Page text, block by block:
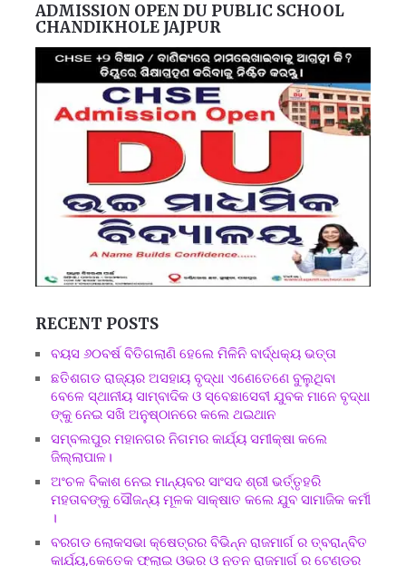
ADMISSION OPEN DU PUBLIC SCHOOL
CHANDIKHOLE JAJPUR
RECENT POSTS
ବୟସ ୬୦ବର୍ଷ ବିତିଗଲାଣି ହେଲେ ମିଳିନି ବାର୍ଦ୍ଧକ୍ୟ ଭତ୍ତା
ଛତିଶଗଡ ରାଜ୍ୟର ଅସହାୟ ବୃଦ୍ଧା ଏଣେତେଣେ ବୁଲୁଥିବା
ବେଳେ ସ୍ଥାନୀୟ ସାମ୍ବାଦିକ ଓ ସ୍ବେଛାସେବୀ ଯୁବକ ମାନେ ବୃଦ୍ଧା
ଙ୍କୁ ନେଇ ସଖି ଅନୁଷ୍ଠାନରେ କଲେ ଥଇଥାନ
ସମ୍ବଲପୁର ମହାନଗର ନିଗମର କାର୍ଯ୍ୟ ସମୀକ୍ଷା କଲେ
ଜିଲ୍ଲାପାଳ।
ଅଂଚଳ ବିକାଶ ନେଇ ମାନ୍ୟବର ସାଂସଦ ଶ୍ରୀ ଭର୍ତ୍ତୃହରି
ମହତାବଙ୍କୁ ସୌଜନ୍ୟ ମୂଳକ ସାକ୍ଷାତ କଲେ ଯୁବ ସାମାଜିକ କର୍ମୀ
।
ବରଗଡ ଲୋକସଭା କ୍ଷେତ୍ରର ବିଭିନ୍ନ ରାଜମାର୍ଗ ର ତ୍ବରାନ୍ବିତ
କାର୍ଯ୍ୟ,କେତେକ ଫ୍ଲାଇ ଓଭର ଓ ନୁତନ ରାଜମାର୍ଗ ର ଟେଣ୍ଡର